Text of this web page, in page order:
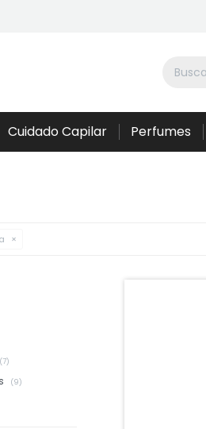
Cuidado Capilar Perfumes
(7)
(9)